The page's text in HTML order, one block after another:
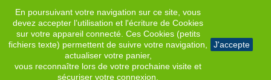
En poursuivant votre navigation sur ce site, vous
devez accepter l’utilisation et l'écriture de Cookies
sur votre appareil connecté. Ces Cookies (petits
fichiers texte) permettent de suivre votre navigation,
actualiser votre panier,
vous reconnaître lors de votre prochaine visite et
sécuriser votre connexion.
J'accepte
EUR